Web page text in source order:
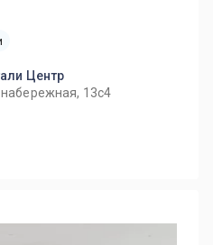
Центр
13с4